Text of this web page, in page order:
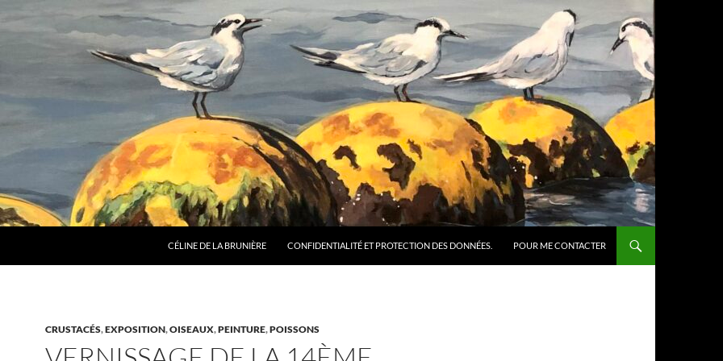
CÉLINE DE LA BRUNIÈRE CONFIDENTIALITÉ ET PROTECTION DES DONNÉES. POUR ME CONTACTER
CRUSTACÉS,EXPOSITION,OISEAUX,PEINTURE,POISSONS